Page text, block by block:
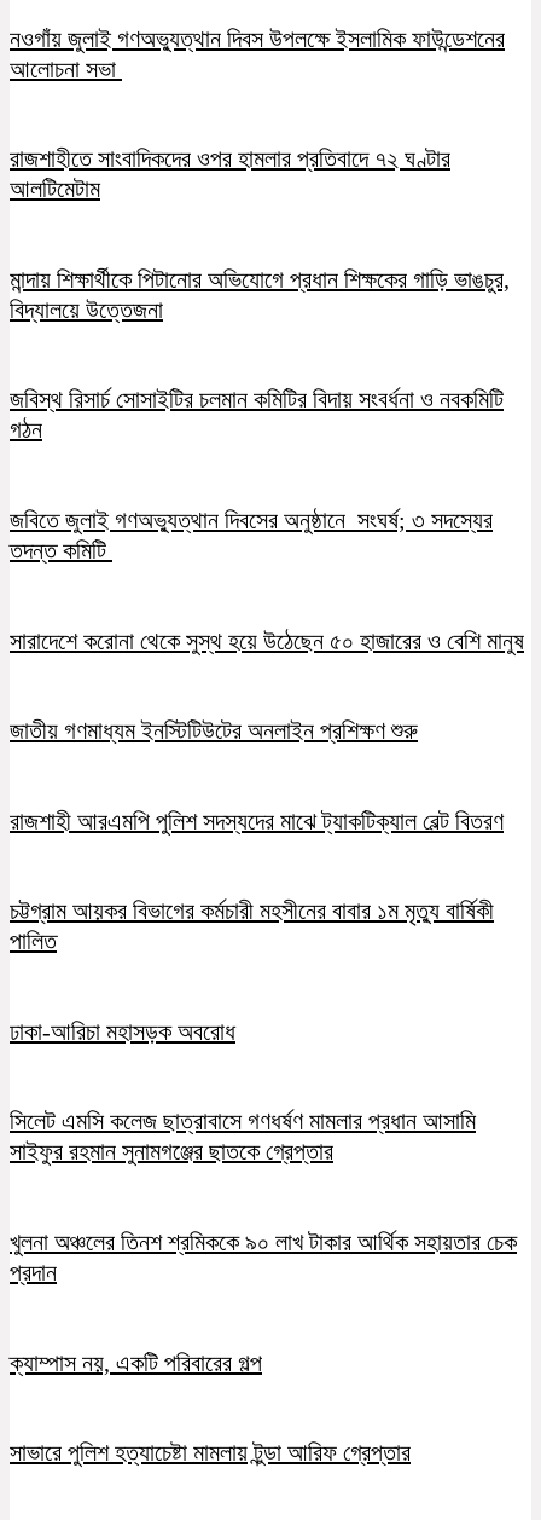
নওগাঁয় জুলাই গণঅভ্যুত্থান দিবস উপলক্ষে ইসলামিক ফাউন্ডেশনের
আলোচনা সভা
রাজশাহীতে সাংবাদিকদের ওপর হামলার প্রতিবাদে ৭২ ঘণ্টার
আলটিমেটাম
মান্দায় শিক্ষার্থীকে পিটানোর অভিযোগে প্রধান শিক্ষকের গাড়ি ভাঙচুর,
বিদ্যালয়ে উত্তেজনা
জবিস্থ রিসার্চ সোসাইটির চলমান কমিটির বিদায় সংবর্ধনা ও নবকমিটি
গঠন
জবিতে জুলাই গণঅভ্যুত্থান দিবসের অনুষ্ঠানে সংঘর্ষ; ৩ সদস্যের
তদন্ত কমিটি
সারাদেশে করোনা থেকে সুস্থ হয়ে উঠেছেন ৫০ হাজারের ও বেশি মানুষ
জাতীয় গণমাধ্যম ইনস্টিটিউটের অনলাইন প্রশিক্ষণ শুরু
রাজশাহী আরএমপি পুলিশ সদস্যদের মাঝে ট্যাকটিক্যাল বেল্ট বিতরণ
চট্টগ্রাম আয়কর বিভাগের কর্মচারী মহসীনের বাবার ১ম মৃত্যু বার্ষিকী
পালিত
ঢাকা-আরিচা মহাসড়ক অবরোধ
সিলেট এমসি কলেজ ছাত্রাবাসে গণধর্ষণ মামলার প্রধান আসামি
সাইফুর রহমান সুনামগঞ্জের ছাতকে গ্রেপ্তার
খুলনা অঞ্চলের তিনশ শ্রমিককে ৯০ লাখ টাকার আর্থিক সহায়তার চেক
প্রদান
ক্যাম্পাস নয়, একটি পরিবারের গল্প
সাভারে পুলিশ হত্যাচেষ্টা মামলায় টুন্ডা আরিফ গ্রেপ্তার